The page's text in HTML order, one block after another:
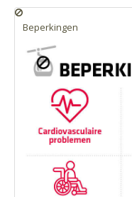
Beperkingen